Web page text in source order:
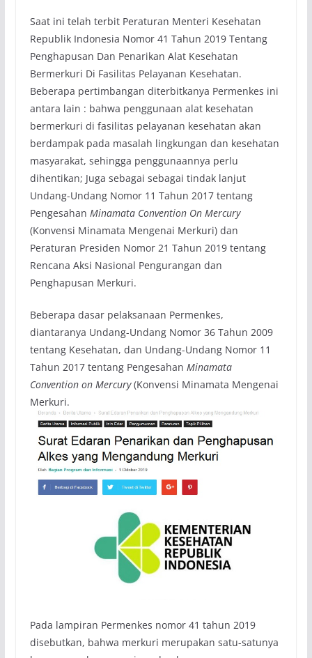
Saat ini telah terbit Peraturan Menteri Kesehatan
Republik Indonesia Nomor 41 Tahun 2019 Tentang
Penghapusan Dan Penarikan Alat Kesehatan
Bermerkuri Di Fasilitas Pelayanan Kesehatan.
Beberapa pertimbangan diterbitkanya Permenkes ini
antara lain : bahwa penggunaan alat kesehatan
bermerkuri di fasilitas pelayanan kesehatan akan
berdampak pada masalah lingkungan dan kesehatan
masyarakat, sehingga penggunaannya perlu
dihentikan; Juga sebagai sebagai tindak lanjut
Undang-Undang Nomor 11 Tahun 2017 tentang
Pengesahan Minamata Convention On Mercury
(Konvensi Minamata Mengenai Merkuri) dan
Peraturan Presiden Nomor 21 Tahun 2019 tentang
Rencana Aksi Nasional Pengurangan dan
Penghapusan Merkuri.
Beberapa dasar pelaksanaan Permenkes,
diantaranya Undang-Undang Nomor 36 Tahun 2009
tentang Kesehatan, dan Undang-Undang Nomor 11
Tahun 2017 tentang Pengesahan Minamata
Convention on Mercury(Konvensi Minamata Mengenai
Merkuri.
Pada lampiran Permenkes nomor 41 tahun 2019
disebutkan, bahwa merkuri merupakan satu-satunya